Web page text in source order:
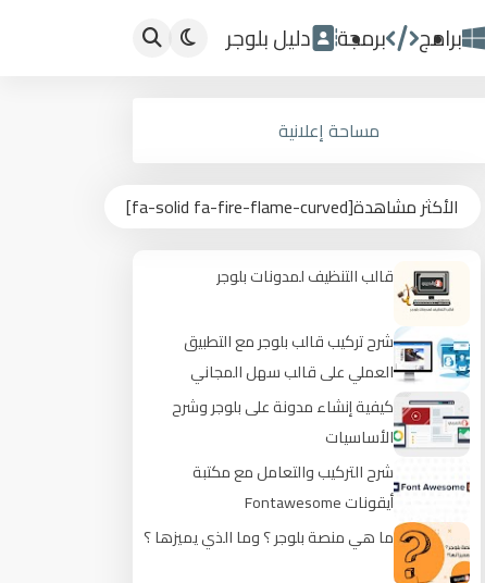
برامج برمجة دليل بلوجر
مساحة إعلانية
الأكثر مشاهدة[fa-solid fa-fire-flame-curved]
قالب التنظيف لمدونات بلوجر
شرح تركيب قالب بلوجر مع التطبيق
العملي على قالب سهل المجاني
كيفية إنشاء مدونة على بلوجر وشرح
الأساسيات
شرح التركيب والتعامل مع مكتبة
أيقونات Fontawesome
ما هي منصة بلوجر ؟ وما الذي يميزها ؟